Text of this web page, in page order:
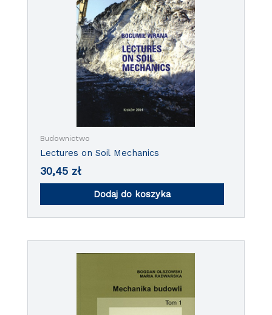
Budownictwo
Lectures on Soil Mechanics
30,45 zł
Dodaj do koszyka